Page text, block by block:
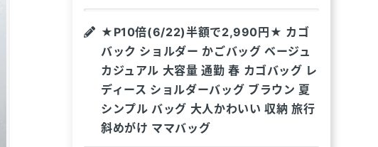
★P10倍(6/22)半額で2,990円★ カゴ
バック ショルダー かごバッグ ベージュ
カジュアル 大容量 通勤 春 カゴバッグ レ
ディース ショルダーバッグ ブラウン 夏
シンプル バッグ 大人かわいい 収納 旅行
斜めがけ ママバッグ